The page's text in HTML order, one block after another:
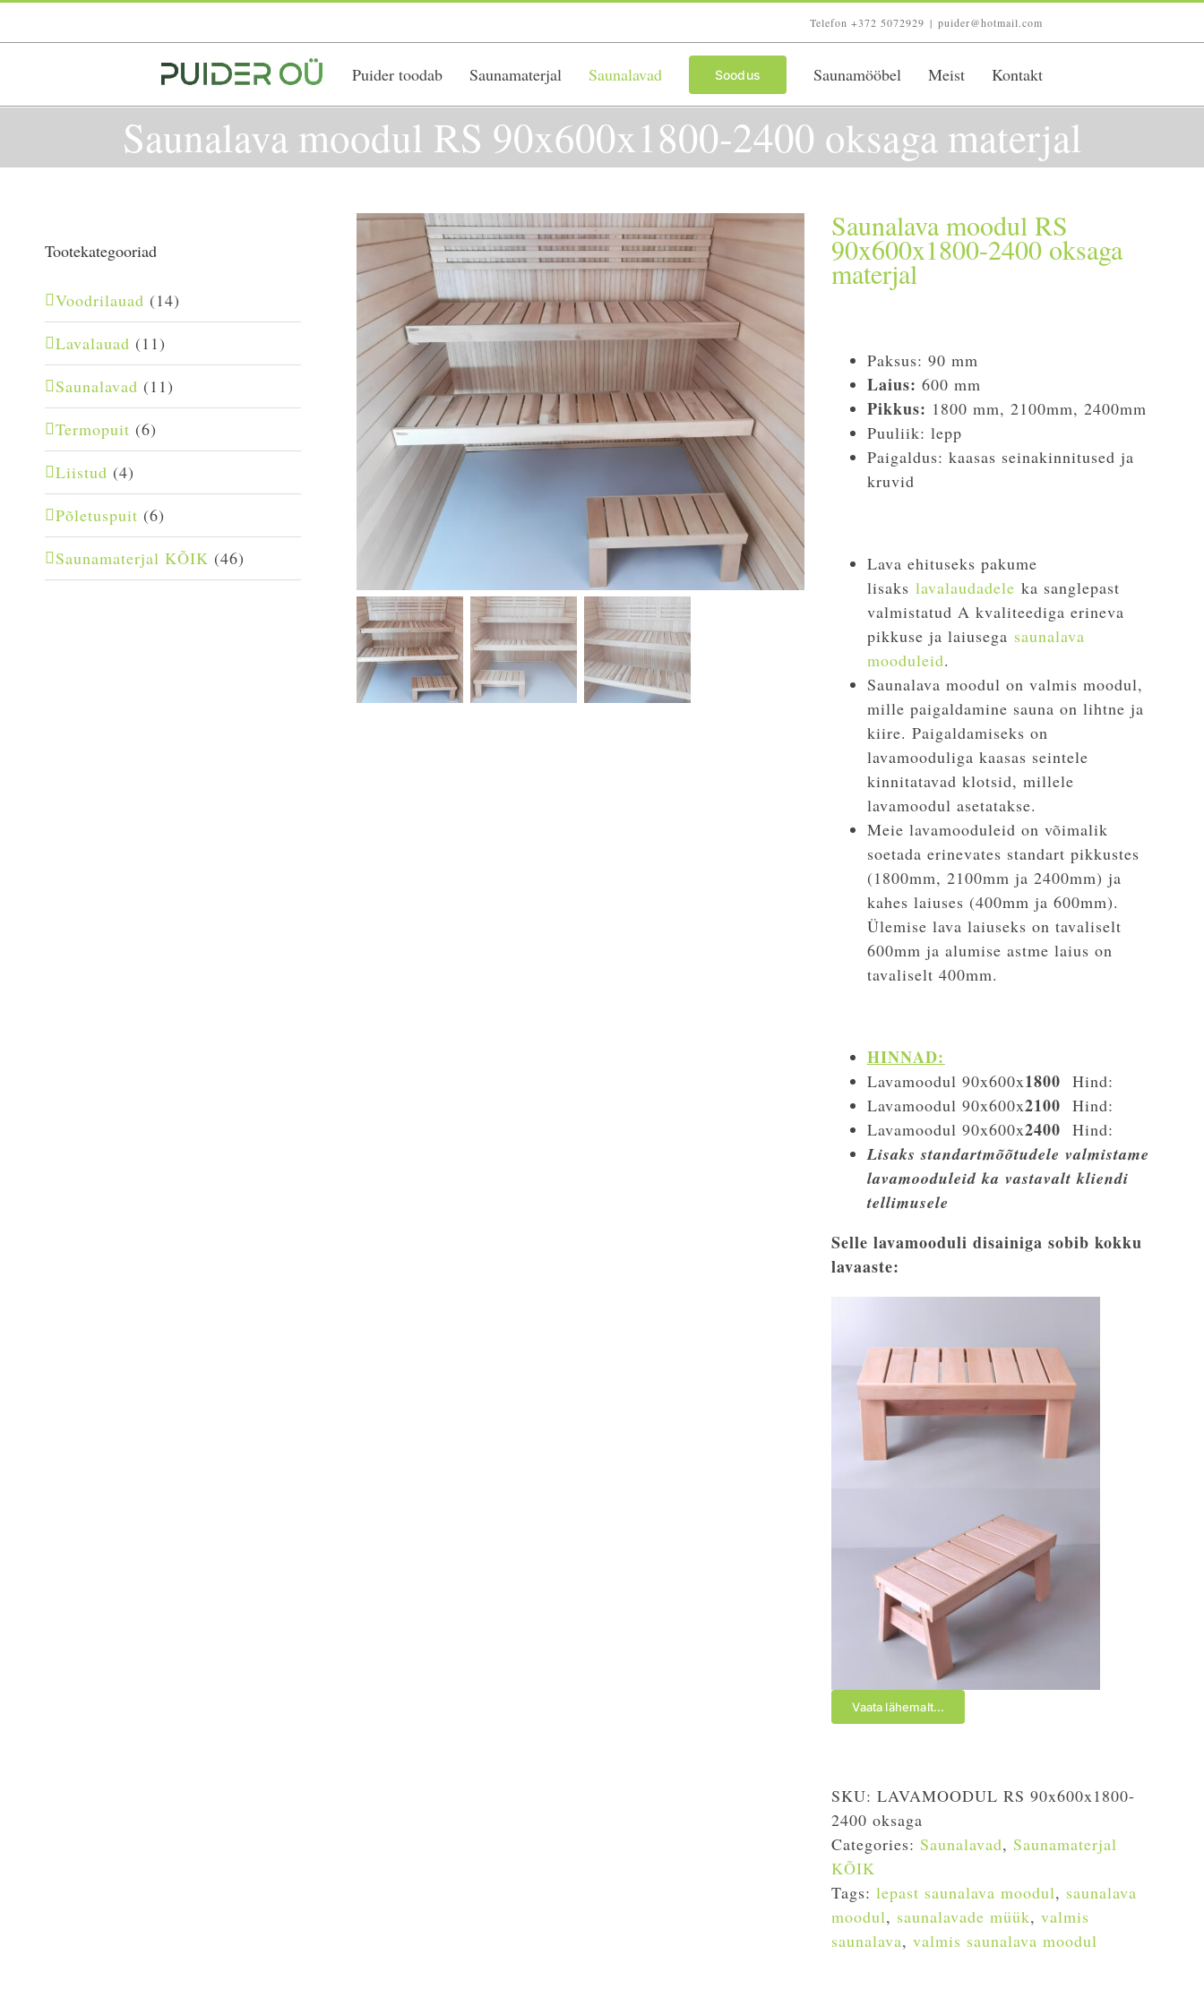
Telefon +372 5072929 | puider@hotmail.com
Puider toodab Saunamaterjal Saunalavad Soodus Saunamööbel Meist Kontakt
Saunalava moodul RS 90x600x1800-2400 oksaga materjal
Saunalava moodul RS
90x600x1800-2400 oksaga
materjal
Paksus: 90 mm
Laius: 600 mm
Pikkus: 1800 mm, 2100mm, 2400mm
Puuliik: lepp
Paigaldus: kaasas seinakinnitused ja
kruvid
Lava ehituseks pakume
lisaks lavalaudadele ka sanglepast
valmistatud A kvaliteediga erineva
pikkuse ja laiusega saunalava
mooduleid.
Saunalava moodul on valmis moodul,
mille paigaldamine sauna on lihtne ja
kiire. Paigaldamiseks on
lavamooduliga kaasas seintele
kinnitatavad klotsid, millele
lavamoodul asetatakse.
Meie lavamooduleid on võimalik
soetada erinevates standart pikkustes
(1800mm, 2100mm ja 2400mm) ja
kahes laiuses (400mm ja 600mm).
Ülemise lava laiuseks on tavaliselt
600mm ja alumise astme laius on
tavaliselt 400mm.
HINNAD:
Lavamoodul 90x600x1800Hind:
Lavamoodul 90x600x2100Hind:
Lavamoodul 90x600x2400Hind:
Lisaks standartmõõtudele valmistame
lavamooduleid ka vastavalt kliendi
tellimusele
Selle lavamooduli disainiga sobib kokku
lavaaste:
Vaata lähemalt…
SKU:LAVAMOODUL RS 90x600x1800-
2400 oksaga
Categories:Saunalavad,Saunamaterjal
KÕIK
Tags:lepast saunalava moodul, saunalava
moodul, saunalavade müük,valmis
saunalava,valmis saunalava moodul
Tootekategooriad
Voodrilauad (14)
Lavalauad (11)
Saunalavad (11)
Termopuit (6)
Liistud (4)
Põletuspuit (6)
Saunamaterjal KÕIK (46)